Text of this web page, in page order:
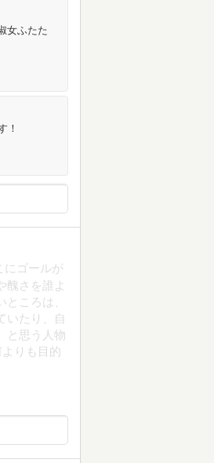
女ふたた
！
にゴールが
醜さを誰よ
ころは、
いたり、自
と思う人物
りも目的